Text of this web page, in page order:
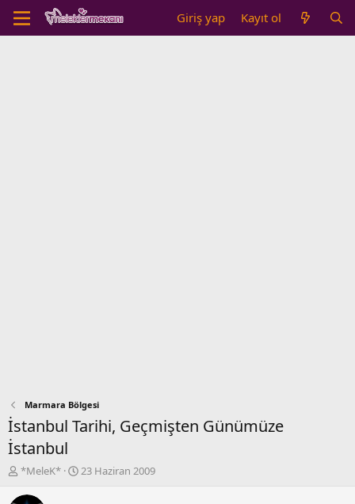
Giriş yap Kayıt ol
Marmara Bölgesi
İstanbul Tarihi, Geçmişten Günümüze
İstanbul
K
n
*MeleK*
B
23 Haziran 2009